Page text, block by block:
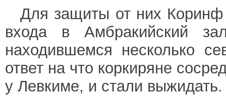
Для защиты от них Коринф
входа в Амбракийский
находившемся несколько
ответ на что коркиряне
у Левкиме, и стали выжидать.